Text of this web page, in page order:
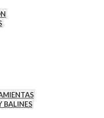
BALINES